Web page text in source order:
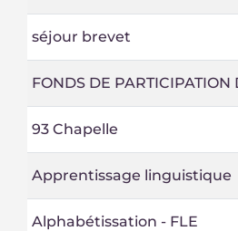
séjour brevet
FONDS DE PARTICIPATION
93 Chapelle
Apprentissage linguistique
Alphabétissation - FLE